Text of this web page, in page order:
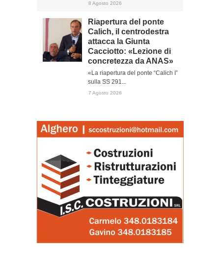
8 Agosto 2026
Riapertura del ponte
Calich, il centrodestra
attacca la Giunta
Cacciotto: «Lezione di
concretezza da ANAS»
«La riapertura del ponte “Calich I”
sulla SS 291...
7 Agosto 2026